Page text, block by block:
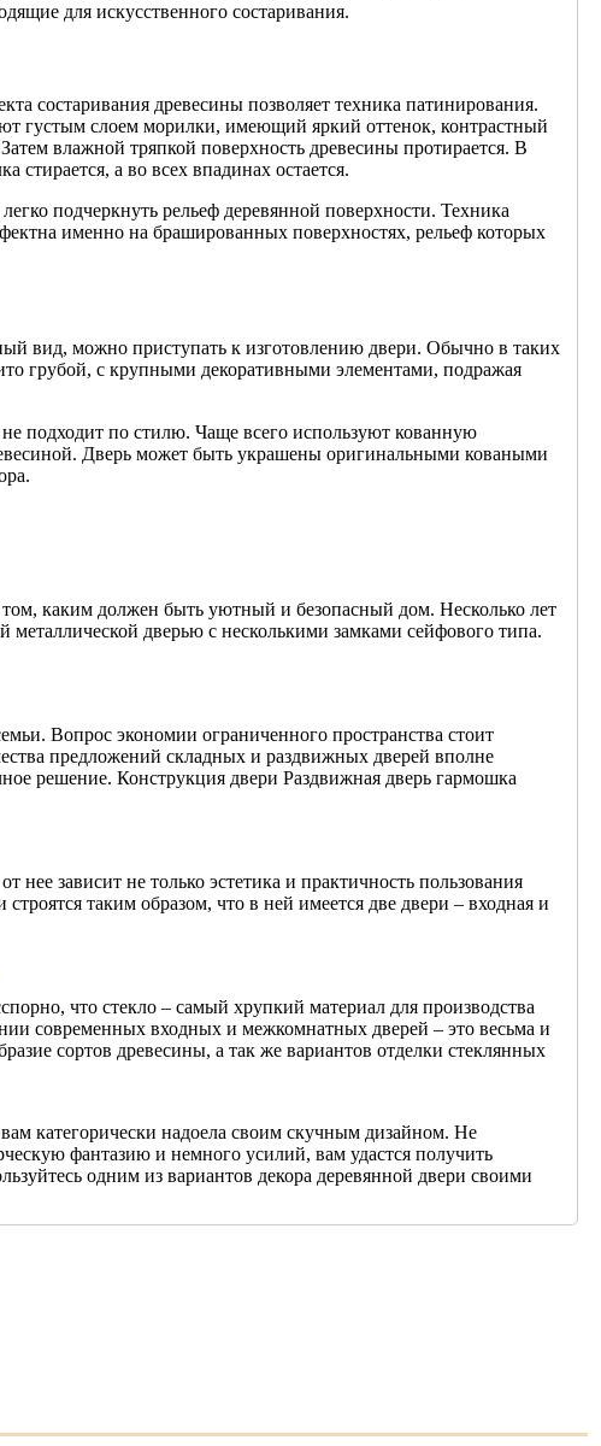
для искусственного состаривания.
состаривания древесины позволяет техника патинирования.
густым слоем морилки, имеющий яркий оттенок, контрастный
влажной тряпкой поверхность древесины протирается. В
стирается, а во всех впадинах остается.
подчеркнуть рельеф деревянной поверхности. Техника
именно на брашированных поверхностях, рельеф которых
вид, можно приступать к изготовлению двери. Обычно в таких
грубой, с крупными декоративными элементами, подражая
подходит по стилю. Чаще всего используют кованную
Дверь может быть украшены оригинальными коваными
каким должен быть уютный и безопасный дом. Несколько лет
дверью с несколькими замками сейфового типа.
Вопрос экономии ограниченного пространства стоит
предложений складных и раздвижных дверей вполне
решение. Конструкция двери Раздвижная дверь гармошка
зависит не только эстетика и практичность пользования
таким образом, что в ней имеется две двери – входная и
что стекло – самый хрупкий материал для производства
современных входных и межкомнатных дверей – это весьма и
сортов древесины, а так же вариантов отделки стеклянных
категорически надоела своим скучным дизайном. Не
фантазию и немного усилий, вам удастся получить
одним из вариантов декора деревянной двери своими